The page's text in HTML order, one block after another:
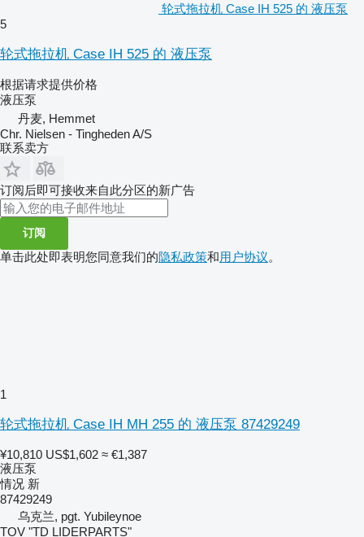
轮式拖拉机 Case IH 525 的 液压泵
5
轮式拖拉机 Case IH 525 的 液压泵
根据请求提供价格
液压泵
丹麦, Hemmet
Chr. Nielsen - Tingheden A/S
联系卖方
订阅后即可接收来自此分区的新广告
订阅
单击此处即表明您同意我们的隐私政策和用户协议。
1
轮式拖拉机 Case IH MH 255 的 液压泵 87429249
¥10,810 US$1,602 ≈ €1,387
液压泵
情况 新
87429249
乌克兰, pgt. Yubileynoe
TOV "TD LIDERPARTS"